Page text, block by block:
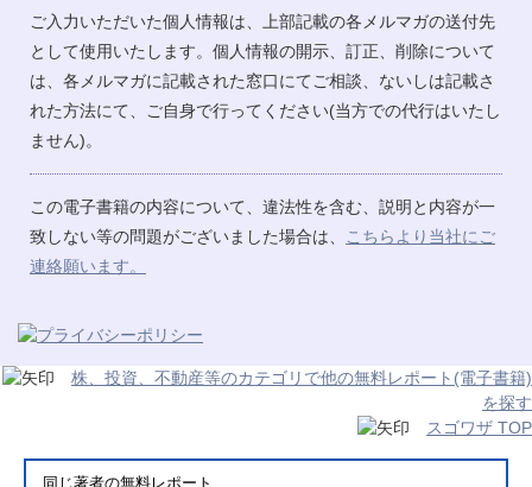
ご入力いただいた個人情報は、上部記載の各メルマガの送付先
として使用いたします。個人情報の開示、訂正、削除について
は、各メルマガに記載された窓口にてご相談、ないしは記載さ
れた方法にて、ご自身で行ってください(当方での代行はいたし
ません)。
この電子書籍の内容について、違法性を含む、説明と内容が一
致しない等の問題がございました場合は、
こちらより当社にご
連絡願います。
株、投資、不動産等のカテゴリで他の無料レポート(電子書籍)
を探す
スゴワザ TOP
同じ著者の無料レポート